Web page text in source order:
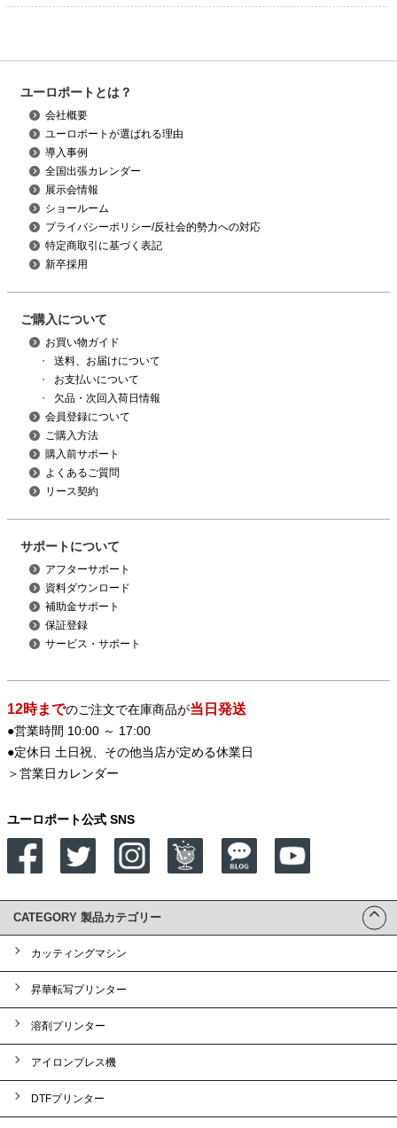
ユーロポートとは？
会社概要
ユーロポートが選ばれる理由
導入事例
全国出張カレンダー
展示会情報
ショールーム
プライバシーポリシー/反社会的勢力への対応
特定商取引に基づく表記
新卒採用
ご購入について
お買い物ガイド
・
送料、お届けについて
・
お支払いについて
・
欠品・次回入荷日情報
会員登録について
ご購入方法
購入前サポート
よくあるご質問
リース契約
サポートについて
アフターサポート
資料ダウンロード
補助金サポート
保証登録
サービス・サポート
12時までのご注文で在庫商品が当日発送
●営業時間 10:00 ～ 17:00
●定休日 土日祝、その他当店が定める休業日
＞営業日カレンダー
ユーロポート公式 SNS
CATEGORY 製品カテゴリー
カッティングマシン
昇華転写プリンター
溶剤プリンター
アイロンプレス機
DTFプリンター